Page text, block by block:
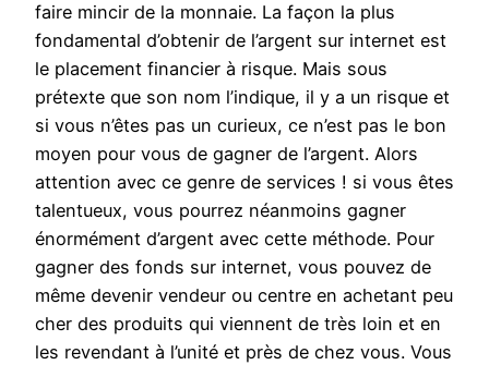
faire mincir de la monnaie. La façon la plus
fondamental d’obtenir de l’argent sur internet est
le placement financier à risque. Mais sous
prétexte que son nom l’indique, il y a un risque et
si vous n’êtes pas un curieux, ce n’est pas le bon
moyen pour vous de gagner de l’argent. Alors
attention avec ce genre de services ! si vous êtes
talentueux, vous pourrez néanmoins gagner
énormément d’argent avec cette méthode. Pour
gagner des fonds sur internet, vous pouvez de
même devenir vendeur ou centre en achetant peu
cher des produits qui viennent de très loin et en
les revendant à l’unité et près de chez vous. Vous